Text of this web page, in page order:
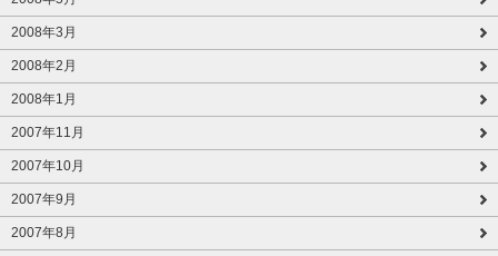
2008年3月
2008年2月
2008年1月
2007年11月
2007年10月
2007年9月
2007年8月